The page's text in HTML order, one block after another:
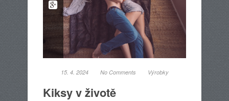
15. 4. 2024 No Comments Výrobky
Kiksy v životě